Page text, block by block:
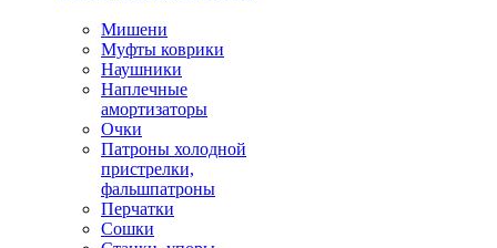
Мишени
Муфты коврики
Наушники
Наплечные
амортизаторы
Очки
Патроны холодной
пристрелки,
фальшпатроны
Перчатки
Сошки